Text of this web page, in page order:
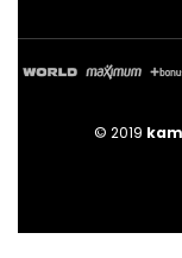
© 2019